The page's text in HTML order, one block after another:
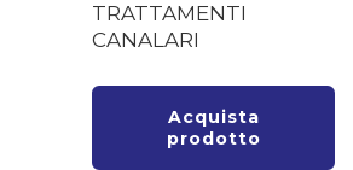
TRATTAMENTI
CANALARI
Acquista
prodotto